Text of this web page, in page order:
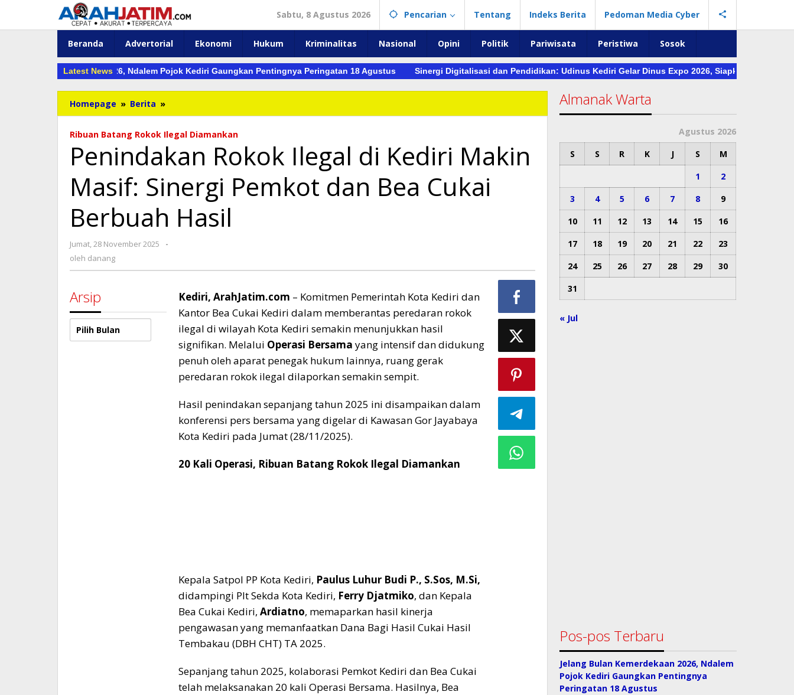
konten
Sabtu, 8 Agustus 2026 Pencarian Tentang Indeks Berita Pedoman Media Cyber
Beranda Advertorial Ekonomi Hukum Kriminalitas Nasional Opini Politik Pariwisata Peristiwa Sosok
Latest News
Kemerdekaan 2026, Ndalem Pojok Kediri Gaungkan Pentingnya Peringatan 18 Agustus Sinergi Digitalisasi dan Pendidikan: Udinus Kediri Gelar Dinus Expo 2026, Siapkan Beasiswa KIP
Homepage » Berita »
Rokok
di
Kediri
Makin
Sinergi
dan
Bea
Ribuan Batang Rokok Ilegal Diamankan
Penindakan Rokok Ilegal di Kediri Makin
Masif: Sinergi Pemkot dan Bea Cukai
Berbuah Hasil
Jumat, 28 November 2025
oleh
-
oleh danang
Arsip
Arsip
Kediri, ArahJatim.com – Komitmen Pemerintah Kota Kediri dan
Kantor Bea Cukai Kediri dalam memberantas peredaran rokok
ilegal di wilayah Kota Kediri semakin menunjukkan hasil
signifikan. Melalui Operasi Bersama yang intensif dan didukung
penuh oleh aparat penegak hukum lainnya, ruang gerak
peredaran rokok ilegal dilaporkan semakin sempit.
​Hasil penindakan sepanjang tahun 2025 ini disampaikan dalam
konferensi pers bersama yang digelar di Kawasan Gor Jayabaya
Kota Kediri pada Jumat (28/11/2025).
​20 Kali Operasi, Ribuan Batang Rokok Ilegal Diamankan
​Kepala Satpol PP Kota Kediri, Paulus Luhur Budi P., S.Sos, M.Si,
didampingi Plt Sekda Kota Kediri, Ferry Djatmiko, dan Kepala
Bea Cukai Kediri, Ardiatno, memaparkan hasil kinerja
pengawasan yang memanfaatkan Dana Bagi Hasil Cukai Hasil
Tembakau (DBH CHT) TA 2025.
​Sepanjang tahun 2025, kolaborasi Pemkot Kediri dan Bea Cukai
telah melaksanakan 20 kali Operasi Bersama. Hasilnya, Bea
Almanak Warta
Agustus 2026
S
S R K J S
M
1
2
3
4 5 6 7 8
9
10
11 12 13 14 15
16
17
18 19 20 21 22
23
24
25 26 27 28 29
30
31
« Jul
Pos-pos Terbaru
Jelang Bulan Kemerdekaan 2026, Ndalem
Pojok Kediri Gaungkan Pentingnya
Peringatan 18 Agustus